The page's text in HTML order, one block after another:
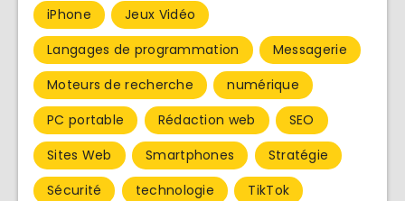
iPhone
Jeux Vidéo
Langages de programmation
Messagerie
Moteurs de recherche
numérique
PC portable
Rédaction web
SEO
Sites Web
Smartphones
Stratégie
Sécurité
technologie
TikTok